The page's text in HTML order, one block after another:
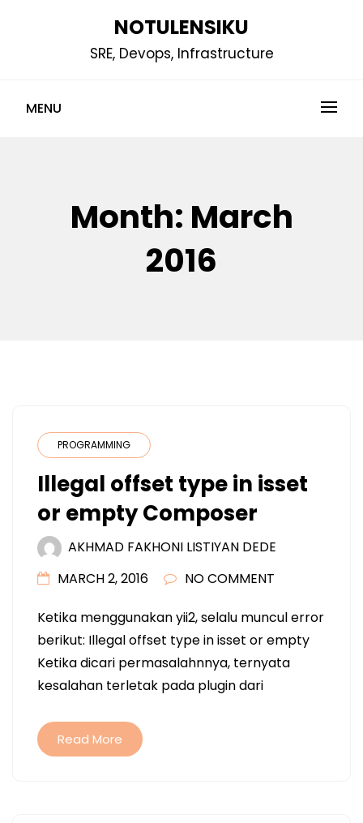
NOTULENSIKU
SRE, Devops, Infrastructure
MENU
Month: March
2016
PROGRAMMING
Illegal offset type in isset
or empty Composer
AKHMAD FAKHONI LISTIYAN DEDE
MARCH 2, 2016
NO COMMENT
Ketika menggunakan yii2, selalu muncul error
berikut: Illegal offset type in isset or empty
Ketika dicari permasalahnnya, ternyata
kesalahan terletak pada plugin dari
Read More